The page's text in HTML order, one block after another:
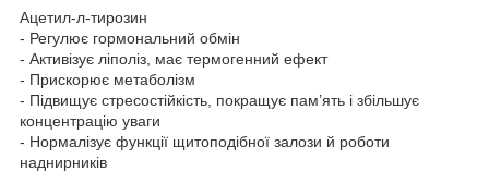
Ацетил-л-тирозин
- Регулює гормональний обмін
- Активізує ліполіз, має термогенний ефект
- Прискорює метаболізм
- Підвищує стресостійкість, покращує пам’ять і збільшує
концентрацію уваги
- Нормалізує функції щитоподібної залози й роботи
наднирників